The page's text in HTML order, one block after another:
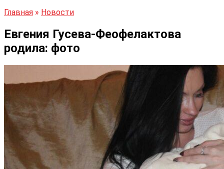
Главная » Новости
Евгения Гусева-Феофелактова
родила: фото